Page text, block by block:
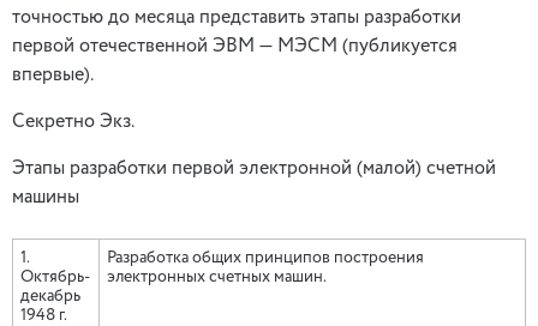
точностью до месяца представить этапы разработки
первой отечественной ЭВМ — МЭСМ (публикуется
впервые).
Секретно Экз.
Этапы разработки первой электронной (малой) счетной
машины
1.
Октябрь-
декабрь
1948 г.
Разработка общих принципов построения
электронных счетных машин.